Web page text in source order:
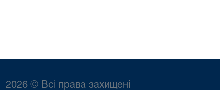
2026 © Всі права захищені